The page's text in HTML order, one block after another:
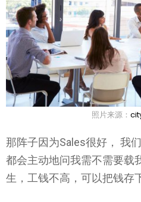
照片来源：
那阵子因为Sales很好， 我
都会主动地问我需不需要载
生，工钱不高，可以把钱存